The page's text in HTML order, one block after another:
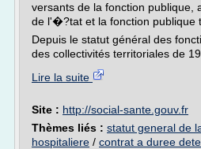
versants de la fonction publique,
de l'�?tat et la fonction publique
Depuis le statut général des
des collectivités territoriales de
Lire la suite
Site : http://social-sante.gouv.fr
Thèmes liés : statut general de
hospitaliere / contrat a duree